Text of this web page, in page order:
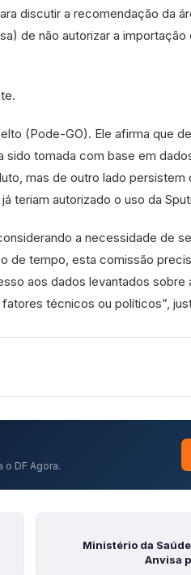
discutir a recomendação da
de não autorizar a
(Pode-GO). Ele afirma que
tomada com base em
mas de outro lado persistem
teriam autorizado o uso da
a necessidade de
de tempo, esta comissão
aos dados levantados sobre
técnicos ou políticos”,
o DF Agora.
Ministério da
Anvisa